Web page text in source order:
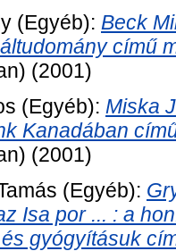
(Egyéb): Beck
című
(2001)
(Egyéb): Miska
Kanadában
(2001)
(Egyéb):
Isa por ... : a
gyógyításuk